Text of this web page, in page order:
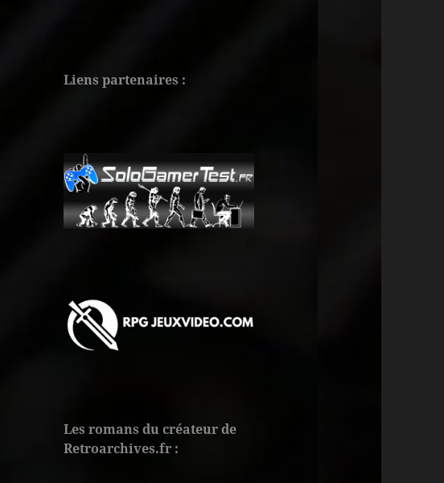
Liens partenaires :
Les romans du créateur de
Retroarchives.fr :